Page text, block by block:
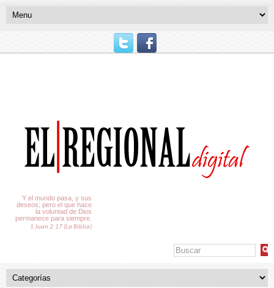
Y el mundo pasa, y sus
deseos; pero el que hace
la voluntad de Dios
permanece para siempre.
1 Juan 2:17 (La Biblia)